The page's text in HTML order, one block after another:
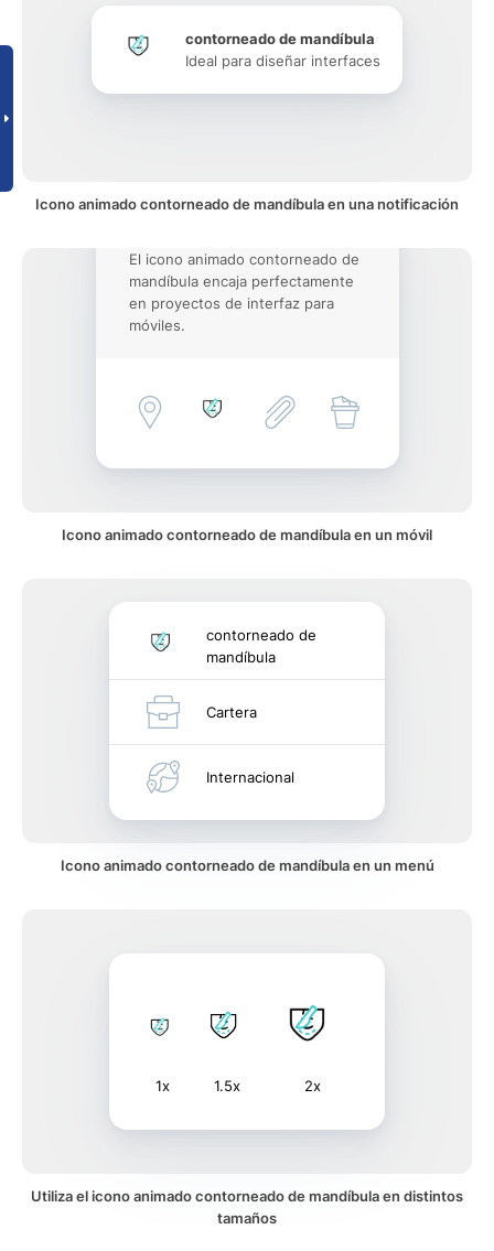
contorneado de mandíbula
Ideal para diseñar interfaces
Icono animado contorneado de mandíbula en una notificación
El icono animado contorneado de
mandíbula encaja perfectamente
en proyectos de interfaz para
móviles.
Icono animado contorneado de mandíbula en un móvil
contorneado de
mandíbula
Cartera
Internacional
Icono animado contorneado de mandíbula en un menú
1x 1.5x 2x
Utiliza el icono animado contorneado de mandíbula en distintos
tamaños